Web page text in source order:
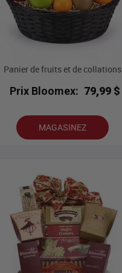
Panier de fruits et de collations
Prix Bloomex: 79,99 $
MAGASINEZ